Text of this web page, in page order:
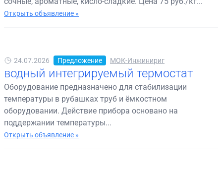
Открыть объявление »
24.07.2026 Предложение МОК-Инжинириг
водный интегрируемый термостат
Оборудование предназначено для стабилизации
температуры в рубашках труб и ёмкостном
оборудовании. Действие прибора основано на
поддержании температуры...
Открыть объявление »